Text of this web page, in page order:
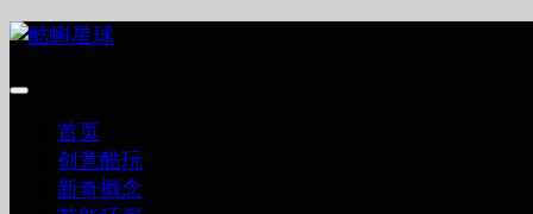
跳
内
首页
创意酷玩
新奇概念